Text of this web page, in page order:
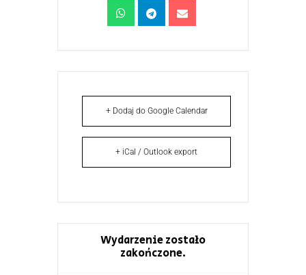
+ Dodaj do Google Calendar
+ iCal / Outlook export
Wydarzenie zostało
zakończone.